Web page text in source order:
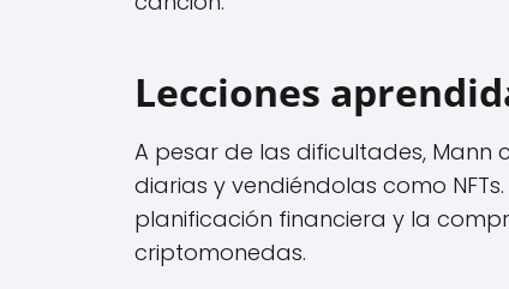
Lecciones
A pesar de las dificultades, Mann
diarias y vendiéndolas como
planificación financiera y la
criptomonedas.